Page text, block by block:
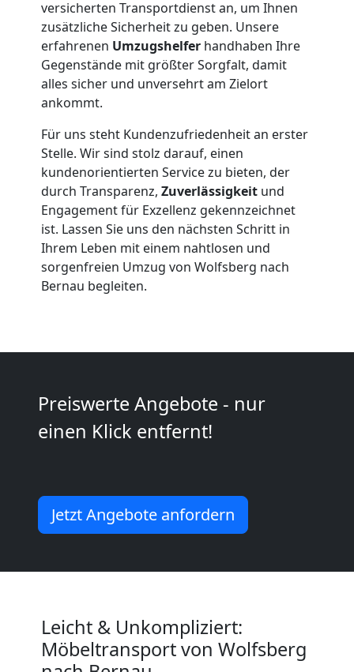
versicherten Transportdienst an, um Ihnen
zusätzliche Sicherheit zu geben. Unsere
erfahrenen Umzugshelfer handhaben Ihre
Gegenstände mit größter Sorgfalt, damit
alles sicher und unversehrt am Zielort
ankommt.
Für uns steht Kundenzufriedenheit an erster
Stelle. Wir sind stolz darauf, einen
kundenorientierten Service zu bieten, der
durch Transparenz, Zuverlässigkeit und
Engagement für Exzellenz gekennzeichnet
ist. Lassen Sie uns den nächsten Schritt in
Ihrem Leben mit einem nahtlosen und
sorgenfreien Umzug von Wolfsberg nach
Bernau begleiten.
Preiswerte Angebote - nur
einen Klick entfernt!
Jetzt Angebote anfordern
Leicht & Unkompliziert:
Möbeltransport von Wolfsberg
Wolfsberg
Beiladung
Wolfsberg
Mini
Umzug
Wolfsberg
2
Mann
LKW
Wolfsberg
Wolfsberg